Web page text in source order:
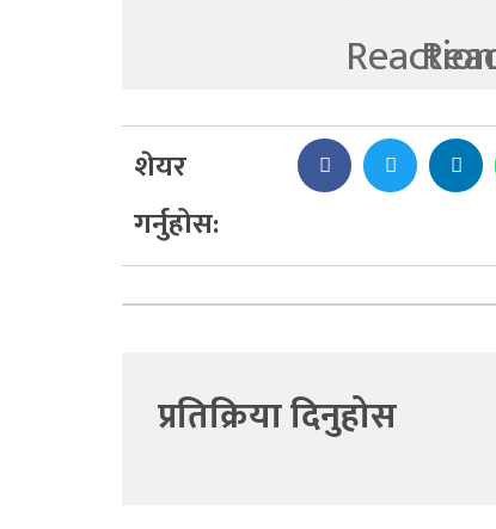
शेयर
गर्नुहोस:
प्रतिक्रिया दिनुहोस